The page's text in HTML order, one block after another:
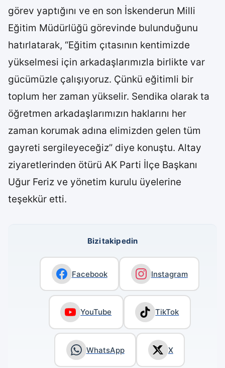
görev yaptığını ve en son İskenderun Milli
Eğitim Müdürlüğü görevinde bulunduğunu
hatırlatarak, “Eğitim çıtasının kentimizde
yükselmesi için arkadaşlarımızla birlikte var
gücümüzle çalışıyoruz. Çünkü eğitimli bir
toplum her zaman yükselir. Sendika olarak ta
öğretmen arkadaşlarımızın haklarını her
zaman korumak adına elimizden gelen tüm
gayreti sergileyeceğiz” diye konuştu. Altay
ziyaretlerinden ötürü AK Parti İlçe Başkanı
Uğur Feriz ve yönetim kurulu üyelerine
teşekkür etti.
Bizi takip edin
Facebook Instagram
YouTube TikTok
WhatsApp X